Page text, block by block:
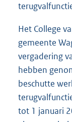
Het College
gemeente
vergadering
hebben
beschutte
tot 1 januari